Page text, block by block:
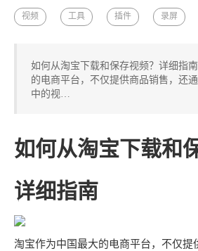
视频 工具 插件 录屏
如何从淘宝下载和保存视频？详细指
的电商平台，不仅提供商品销售，还
中的视…
如何从淘宝下载和
详细指南
淘宝作为中国最大的电商平台，不仅提